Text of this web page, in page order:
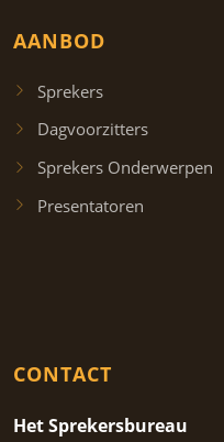
AANBOD
Sprekers
Dagvoorzitters
Sprekers Onderwerpen
Presentatoren
CONTACT
Het Sprekersbureau